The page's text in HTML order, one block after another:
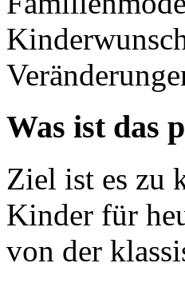
Was ist das
Ziel ist es zu
Kinder für
von der